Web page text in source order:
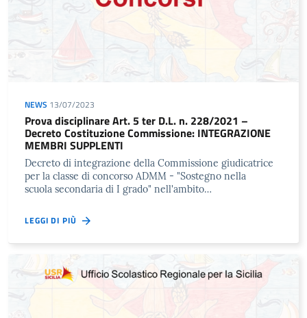
NEWS 13/07/2023
Prova disciplinare Art. 5 ter D.L. n. 228/2021 –
Decreto Costituzione Commissione: INTEGRAZIONE
MEMBRI SUPPLENTI
Decreto di integrazione della Commissione giudicatrice
per la classe di concorso ADMM - "Sostegno nella
scuola secondaria di I grado" nell'ambito…
LEGGI DI PIÙ